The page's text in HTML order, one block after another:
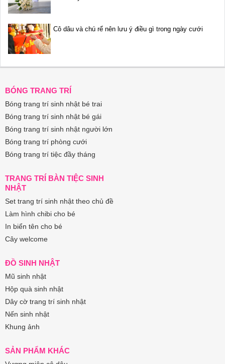
Cô dâu và chú rể nên lưu ý điều gì trong ngày cưới
BÓNG TRANG TRÍ
Bóng trang trí sinh nhật bé trai
Bóng trang trí sinh nhật bé gái
Bóng trang trí sinh nhật người lớn
Bóng trang trí phòng cưới
Bóng trang trí tiệc đầy tháng
TRANG TRÍ BÀN TIỆC SINH
NHẬT
Set trang trí sinh nhật theo chủ đề
Làm hình chibi cho bé
In biển tên cho bé
Cây welcome
ĐỒ SINH NHẬT
Mũ sinh nhật
Hộp quà sinh nhật
Dây cờ trang trí sinh nhật
Nến sinh nhật
Khung ảnh
SẢN PHẨM KHÁC